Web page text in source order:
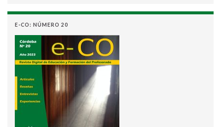
E-CO: NÚMERO 20